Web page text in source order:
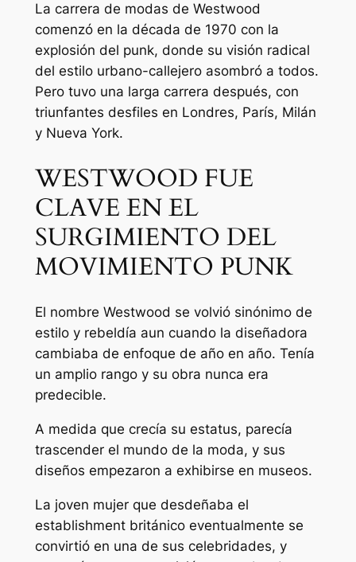
La carrera de modas de Westwood
comenzó en la década de 1970 con la
explosión del punk, donde su visión radical
del estilo urbano-callejero asombró a todos.
Pero tuvo una larga carrera después, con
triunfantes desfiles en Londres, París, Milán
y Nueva York.
WESTWOOD FUE
CLAVE EN EL
SURGIMIENTO DEL
MOVIMIENTO PUNK
El nombre Westwood se volvió sinónimo de
estilo y rebeldía aun cuando la diseñadora
cambiaba de enfoque de año en año. Tenía
un amplio rango y su obra nunca era
predecible.
A medida que crecía su estatus, parecía
trascender el mundo de la moda, y sus
diseños empezaron a exhibirse en museos.
La joven mujer que desdeñaba el
establishment británico eventualmente se
convirtió en una de sus celebridades, y